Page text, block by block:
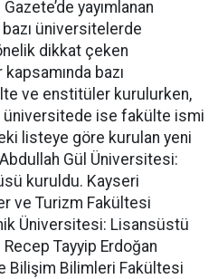
yayımlanan
bazı üniversitelerde
dikkat çeken
bazı
ve enstitüler kurulurken,
üniversitede ise fakülte ismi
listeye göre kurulan yeni
Gül Üniversitesi:
kuruldu. Kayseri
ve Turizm Fakültesi
Üniversitesi: Lisansüstü
Tayyip Erdoğan
Bilişim Bilimleri Fakültesi